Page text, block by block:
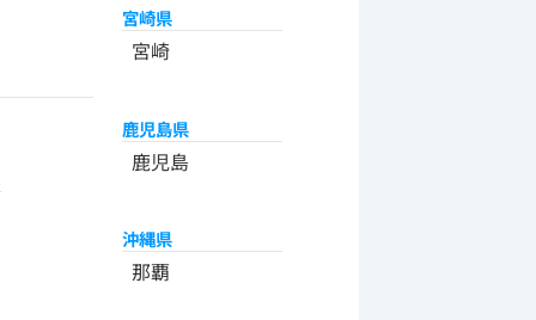
宮崎県
宮崎
鹿児島県
鹿児島
沖縄県
那覇